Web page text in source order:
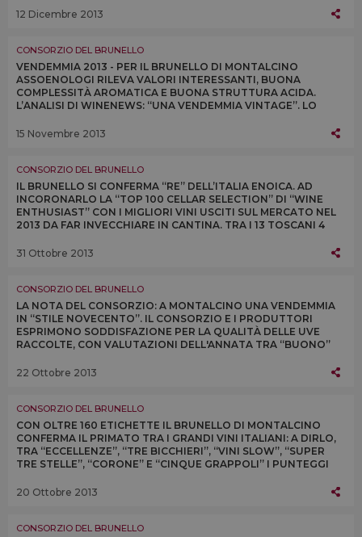
12 Dicembre 2013
CONSORZIO DEL BRUNELLO
VENDEMMIA 2013 - PER IL BRUNELLO DI MONTALCINO
ASSOENOLOGI RILEVA VALORI INTERESSANTI, BUONA
COMPLESSITÀ AROMATICA E BUONA STRUTTURA ACIDA.
L’ANALISI DI WINENEWS: “UNA VENDEMMIA VINTAGE”. LO
15 Novembre 2013
CONSORZIO DEL BRUNELLO
IL BRUNELLO SI CONFERMA “RE” DELL’ITALIA ENOICA. AD
INCORONARLO LA “TOP 100 CELLAR SELECTION” DI “WINE
ENTHUSIAST” CON I MIGLIORI VINI USCITI SUL MERCATO NEL
2013 DA FAR INVECCHIARE IN CANTINA. TRA I 13 TOSCANI 4
31 Ottobre 2013
CONSORZIO DEL BRUNELLO
LA NOTA DEL CONSORZIO: A MONTALCINO UNA VENDEMMIA
IN “STILE NOVECENTO”. IL CONSORZIO E I PRODUTTORI
ESPRIMONO SODDISFAZIONE PER LA QUALITÀ DELLE UVE
RACCOLTE, CON VALUTAZIONI DELL'ANNATA TRA “BUONO”
22 Ottobre 2013
CONSORZIO DEL BRUNELLO
CON OLTRE 160 ETICHETTE IL BRUNELLO DI MONTALCINO
CONFERMA IL PRIMATO TRA I GRANDI VINI ITALIANI: A DIRLO,
TRA “ECCELLENZE”, “TRE BICCHIERI”, “VINI SLOW”, “SUPER
TRE STELLE”, “CORONE” E “CINQUE GRAPPOLI” I PUNTEGGI
20 Ottobre 2013
CONSORZIO DEL BRUNELLO